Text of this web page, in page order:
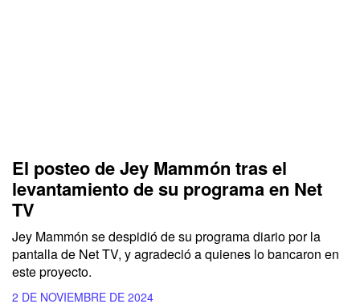
El posteo de Jey Mammón tras el
levantamiento de su programa en Net
TV
Jey Mammón se despidió de su programa diario por la
pantalla de Net TV, y agradeció a quienes lo bancaron en
este proyecto.
2 DE NOVIEMBRE DE 2024